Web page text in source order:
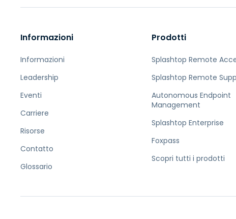
Informazioni
Informazioni
Leadership
Eventi
Carriere
Risorse
Contatto
Glossario
Prodotti
Splashtop Remote
Splashtop Remote
Autonomous Endpoint
Management
Splashtop Enterprise
Foxpass
Scopri tutti i prodotti